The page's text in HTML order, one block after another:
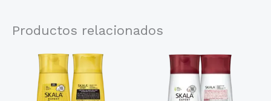
Productos relacionados